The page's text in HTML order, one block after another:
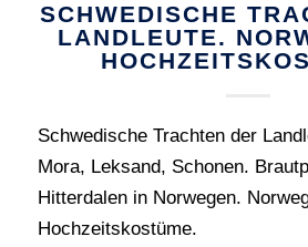
SCHWEDISCHE
LANDLEUTE.
Schwedische Trachten der
Mora, Leksand, Schonen.
Hitterdalen in Norwegen.
Hochzeitskostüme.